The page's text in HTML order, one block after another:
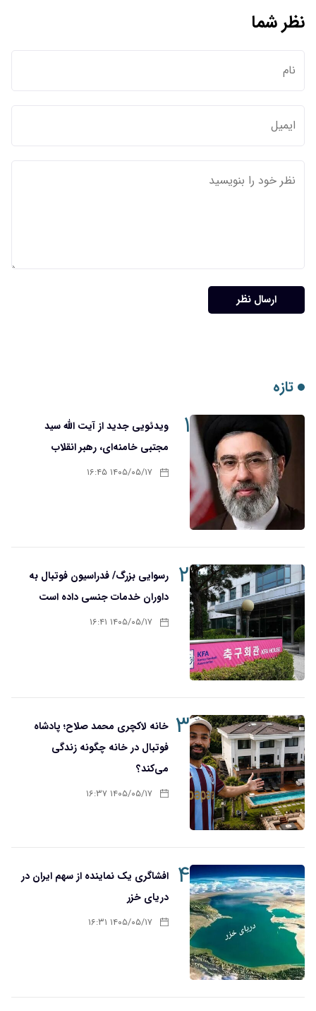
نظر شما
ارسال نظر
تازه
۱
ویدئویی جدید از آیت الله سید
مجتبی خامنه‌ای، رهبر انقلاب
۱۴۰۵/۰۵/۱۷ ۱۶:۴۵
۲
رسوایی بزرگ/ فدراسیون فوتبال به
داوران خدمات جنسی داده است
۱۴۰۵/۰۵/۱۷ ۱۶:۴۱
۳ خانه لاکچری محمد صلاح؛ پادشاه
فوتبال در خانه چگونه زندگی
می‌کند؟
۱۴۰۵/۰۵/۱۷ ۱۶:۳۷
۴
افشاگری یک نماینده از سهم ایران در
دریای خزر
۱۴۰۵/۰۵/۱۷ ۱۶:۳۱